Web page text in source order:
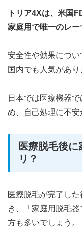
トリア4Xは、米国
家庭用で唯一のレ
安全性や効果につ
国内でも人気があり
日本では医療機器
め、自己処理に不安
医療脱毛後
リ？
医療脱毛が完了し
き、「家庭用脱毛
方も多いでしょう。